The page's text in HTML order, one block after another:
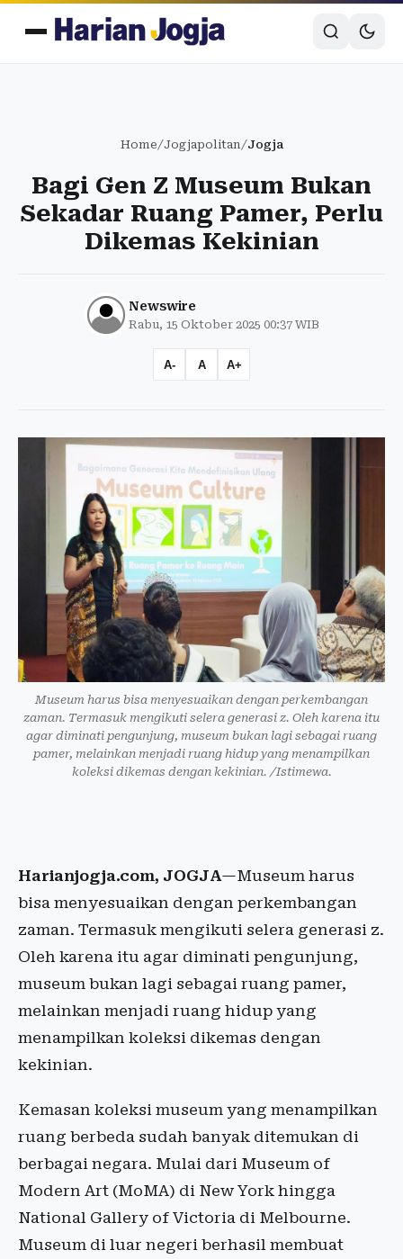
Home/Jogjapolitan/Jogja
Bagi Gen Z Museum Bukan
Sekadar Ruang Pamer, Perlu
Dikemas Kekinian
Newswire
Rabu, 15 Oktober 2025 00:37 WIB
A- A A+
Museum harus bisa menyesuaikan dengan perkembangan
zaman. Termasuk mengikuti selera generasi z. Oleh karena itu
agar diminati pengunjung, museum bukan lagi sebagai ruang
pamer, melainkan menjadi ruang hidup yang menampilkan
koleksi dikemas dengan kekinian. /Istimewa.
Harianjogja.com, JOGJA—Museum harus
bisa menyesuaikan dengan perkembangan
zaman. Termasuk mengikuti selera generasi z.
Oleh karena itu agar diminati pengunjung,
museum bukan lagi sebagai ruang pamer,
melainkan menjadi ruang hidup yang
menampilkan koleksi dikemas dengan
kekinian.
Kemasan koleksi museum yang menampilkan
ruang berbeda sudah banyak ditemukan di
berbagai negara. Mulai dari Museum of
Modern Art (MoMA) di New York hingga
National Gallery of Victoria di Melbourne.
Museum di luar negeri berhasil membuat